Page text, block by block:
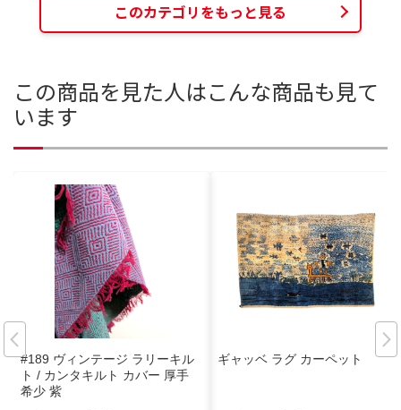
このカテゴリをもっと見る
この商品を見た人はこんな商品も見て
います
#189 ヴィンテージ ラリーキル
ト / カンタキルト カバー 厚手
希少 紫
ギャッベ ラグ カーペット